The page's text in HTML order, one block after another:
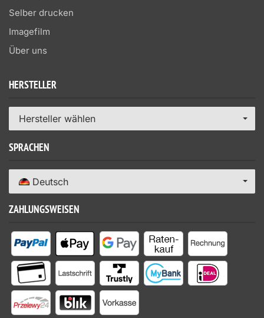
Selber drucken
Imagefilm
Über uns
HERSTELLER
Hersteller wählen
SPRACHEN
Deutsch
ZAHLUNGSWEISEN